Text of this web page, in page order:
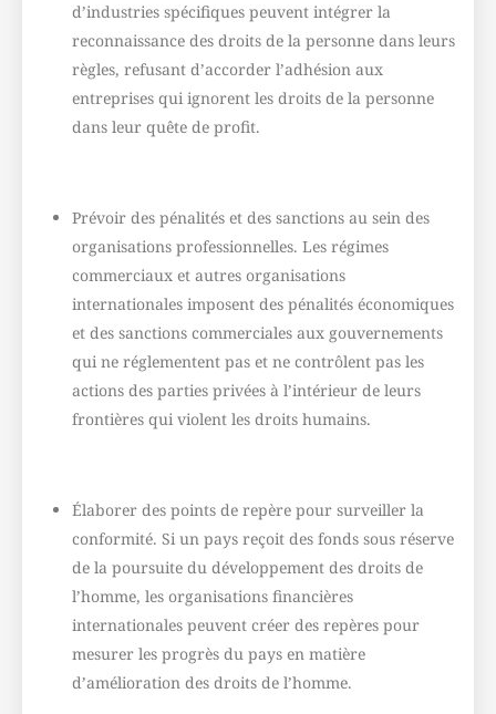
d’industries spécifiques peuvent intégrer la
reconnaissance des droits de la personne dans leurs
règles, refusant d’accorder l’adhésion aux
entreprises qui ignorent les droits de la personne
dans leur quête de profit.
Prévoir des pénalités et des sanctions au sein des
organisations professionnelles. Les régimes
commerciaux et autres organisations
internationales imposent des pénalités économiques
et des sanctions commerciales aux gouvernements
qui ne réglementent pas et ne contrôlent pas les
actions des parties privées à l’intérieur de leurs
frontières qui violent les droits humains.
Élaborer des points de repère pour surveiller la
conformité. Si un pays reçoit des fonds sous réserve
de la poursuite du développement des droits de
l’homme, les organisations financières
internationales peuvent créer des repères pour
mesurer les progrès du pays en matière
d’amélioration des droits de l’homme.